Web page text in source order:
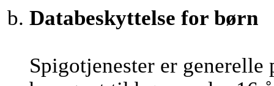
Databeskyttelse for børn
Spigotjenester er